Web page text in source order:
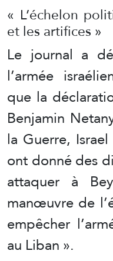
« L’échelon
et les artifices »
Le journal a
l’armée
que la
Benjamin
la Guerre,
ont donné des
attaquer à
manœuvre de
empêcher
au Liban ».